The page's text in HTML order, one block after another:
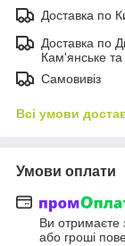
Доставка по
Доставка по
Кам'янське та
Самовивіз
Всі умови
Умови оплати
Ви отримаєте
або гроші